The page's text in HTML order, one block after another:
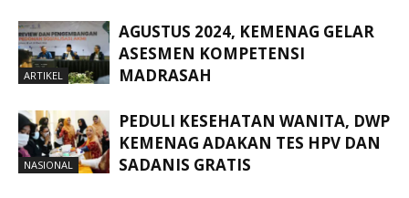
ARTIKEL
AGUSTUS 2024, KEMENAG GELAR
ASESMEN KOMPETENSI
MADRASAH
NASIONAL
PEDULI KESEHATAN WANITA, DWP
KEMENAG ADAKAN TES HPV DAN
SADANIS GRATIS